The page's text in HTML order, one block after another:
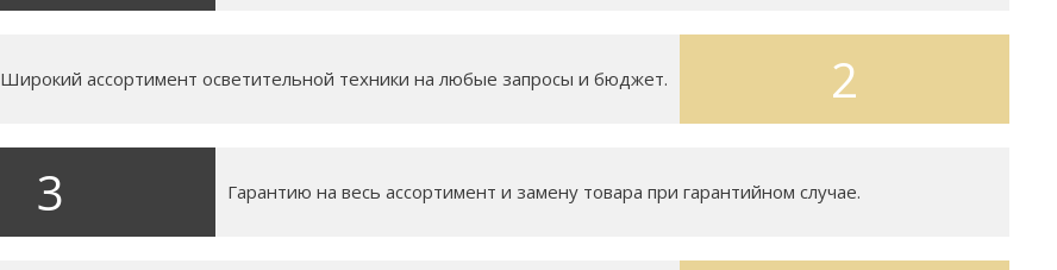
2
Широкий ассортимент осветительной техники на любые запросы и бюджет.
3 Гарантию на весь ассортимент и замену товара при гарантийном случае.